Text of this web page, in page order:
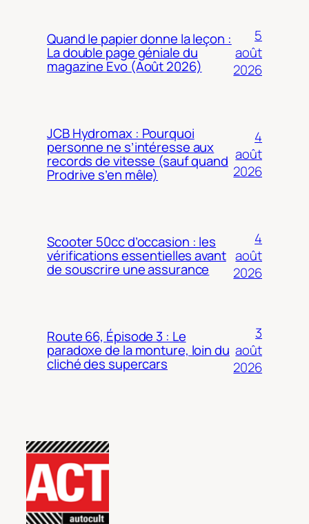
Quand le papier donne la leçon :
La double page géniale du
magazine Evo (Août 2026)
5
août
2026
JCB Hydromax : Pourquoi
personne ne s’intéresse aux
records de vitesse (sauf quand
Prodrive s’en mêle)
4
août
2026
Scooter 50cc d’occasion : les
vérifications essentielles avant
de souscrire une assurance
4
août
2026
Route 66, Épisode 3 : Le
paradoxe de la monture, loin du
cliché des supercars
3
août
2026